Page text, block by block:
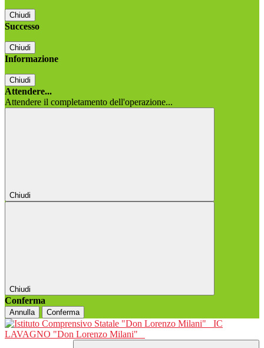
Chiudi
Successo
Chiudi
Informazione
Chiudi
Attendere...
Attendere il completamento dell'operazione...
Chiudi
Chiudi
Conferma
Annulla Conferma
IC
LAVAGNO "Don Lorenzo Milani"